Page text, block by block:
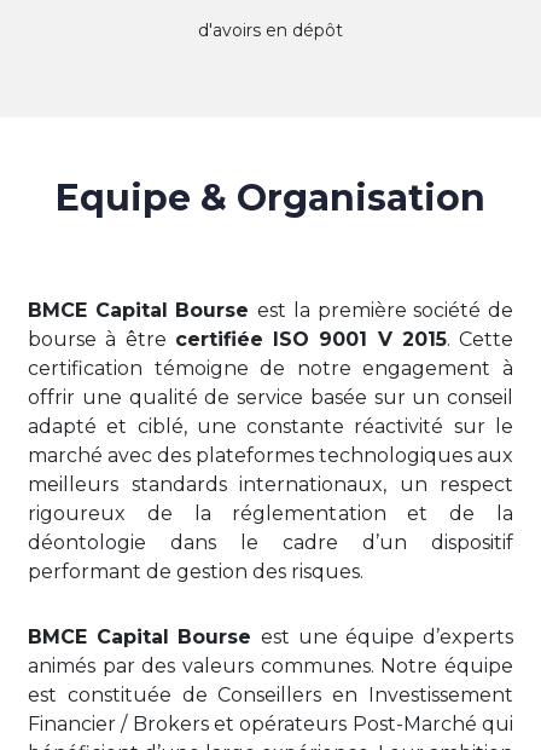
d'avoirs en dépôt
Equipe & Organisation
BMCE Capital Bourseest la première société de
bourse à être certifiée ISO 9001 V 2015. Cette
certification témoigne de notre engagement à
offrir une qualité de service basée sur un conseil
adapté et ciblé, une constante réactivité sur le
marché avec des plateformes technologiques aux
meilleurs standards internationaux, un respect
rigoureux de la réglementation et de la
déontologie dans le cadre d’un dispositif
performant de gestion des risques.
BMCE Capital Bourse est une équipe d’experts
animés par des valeurs communes. Notre équipe
est constituée de Conseillers en Investissement
Financier / Brokers et opérateurs Post-Marché qui